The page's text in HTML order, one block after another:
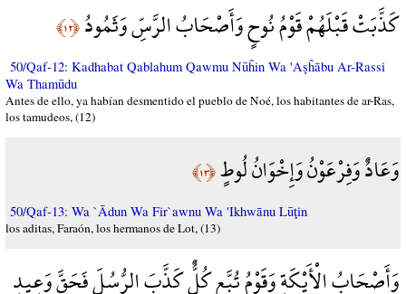
كَذَّبَتْ قَبْلَهُمْ قَوْمُ نُوحٍ وَأَصْحَابُ الرَّسِّ وَثَمُودُ﴿١٢﴾
50/Qaf-12: Kadhabat Qablahum Qawmu Nūĥin Wa 'Aşĥābu Ar-Rassi
Wa Thamūdu
Antes de ello, ya habían desmentido el pueblo de Noé, los habitantes de ar-Ras,
los tamudeos, (12)
وَعَادٌ وَفِرْعَوْنُ وَإِخْوَانُ لُوطٍ﴿١٣﴾
50/Qaf-13: Wa `Ādun Wa Fir`awnu Wa 'Ikhwānu Lūţin
los aditas, Faraón, los hermanos de Lot, (13)
وَأَصْحَابُ الْأَيْكَةِ وَقَوْمُ تُبَّعٍ كُلٌّ كَذَّبَ الرُّسُلَ فَحَقَّ وَعِيدِ